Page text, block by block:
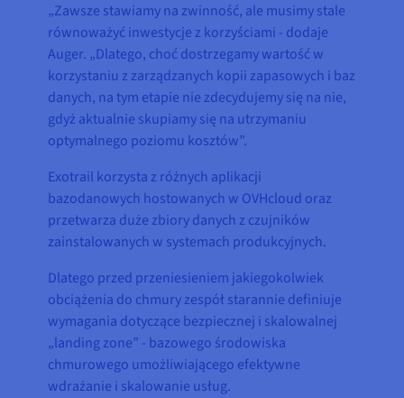
„Zawsze stawiamy na zwinność, ale musimy stale
równoważyć inwestycje z korzyściami - dodaje
Auger. „Dlatego, choć dostrzegamy wartość w
korzystaniu z zarządzanych kopii zapasowych i baz
danych, na tym etapie nie zdecydujemy się na nie,
gdyż aktualnie skupiamy się na utrzymaniu
optymalnego poziomu kosztów”.
Exotrail korzysta z różnych aplikacji
bazodanowych hostowanych w OVHcloud oraz
przetwarza duże zbiory danych z czujników
zainstalowanych w systemach produkcyjnych.
Dlatego przed przeniesieniem jakiegokolwiek
obciążenia do chmury zespół starannie definiuje
wymagania dotyczące bezpiecznej i skalowalnej
„landing zone” - bazowego środowiska
chmurowego umożliwiającego efektywne
wdrażanie i skalowanie usług.